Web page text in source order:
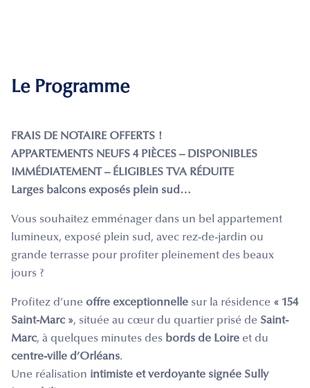
Le Programme
FRAIS DE NOTAIRE OFFERTS !
APPARTEMENTS NEUFS 4 PIÈCES – DISPONIBLES
IMMÉDIATEMENT – ÉLIGIBLES TVA RÉDUITE
Larges balcons exposés plein sud…
Vous souhaitez emménager dans un bel appartement
lumineux, exposé plein sud, avec rez-de-jardin ou
grande terrasse pour profiter pleinement des beaux
jours ?
Profitez d’une offre exceptionnelle sur la résidence « 154
Saint-Marc », située au cœur du quartier prisé de Saint-
Marc, à quelques minutes des bords de Loire et du
centre-ville d’Orléans.
Une réalisation intimiste et verdoyante signée Sully